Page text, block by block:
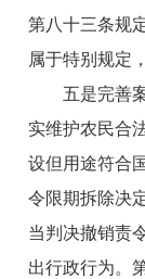
第八十三条规
属于特别规定
五是完善案
实维护农民合
设但用途符合
令限期拆除决
当判决撤销责
出行政行为。